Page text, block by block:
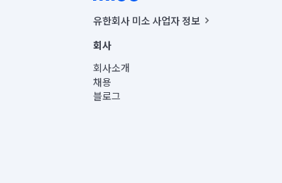
유한회사 미소 사업자 정보
사업자등록번호 : 291-87-00271 | 인허가번호 :
통신판매신고번호 : 2024-서울종로-1400(공정거
대표이사 : CHING VICTOR COLUMBIA RHEE
주소 | 본사: 서울특별시 종로구 율곡로 6(중학동,
컨택센터 : 서울특별시 종로구 수송동 율곡로 24,
회사
회사소개
채용
블로그